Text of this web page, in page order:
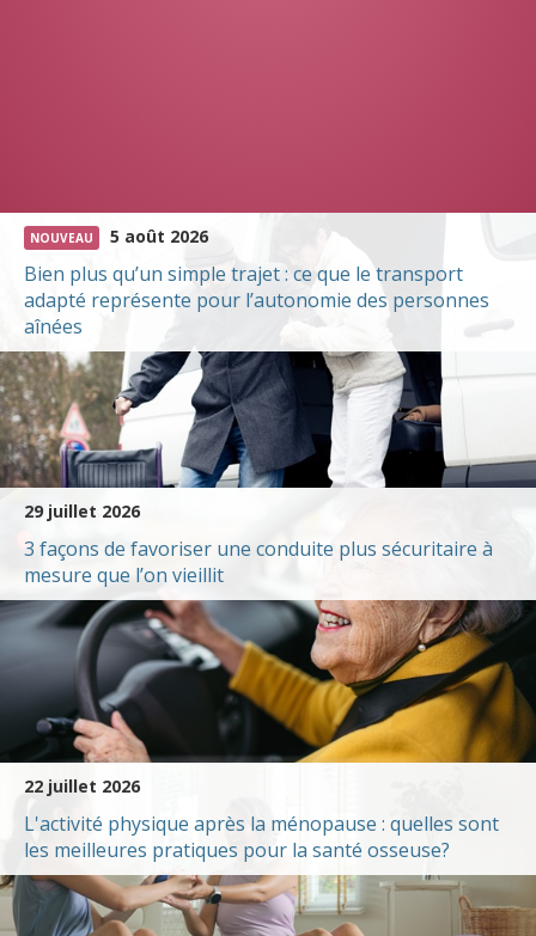
NOUVEAU 5 août 2026
Bien plus qu’un simple trajet : ce que le transport
adapté représente pour l’autonomie des personnes
aînées
29 juillet 2026
3 façons de favoriser une conduite plus sécuritaire à
mesure que l’on vieillit
22 juillet 2026
L'activité physique après la ménopause : quelles sont
les meilleures pratiques pour la santé osseuse?